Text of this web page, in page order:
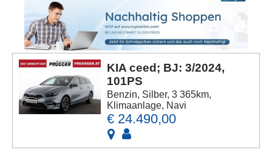
KIA ceed; BJ: 3/2024,
101PS
Benzin, Silber, 3 365km,
Klimaanlage, Navi
€ 24.490,00